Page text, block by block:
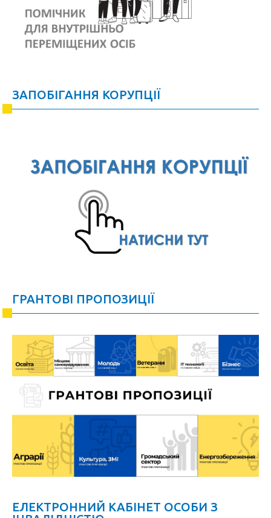
ЗАПОБІГАННЯ КОРУПЦІЇ
ГРАНТОВІ ПРОПОЗИЦІЇ
ЕЛЕКТРОННИЙ КАБІНЕТ ОСОБИ З